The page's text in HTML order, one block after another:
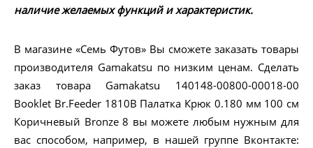
наличие желаемых функций и характеристик.
В магазине «Семь Футов» Вы сможете заказать товары
производителя Gamakatsu по низким ценам. Сделать
заказ товара Gamakatsu 140148-00800-00018-00
Booklet Br.Feeder 1810B Палатка Крюк 0.180 мм 100 см
Коричневый Bronze 8 вы можете любым нужным для
вас способом, например, в нашей группе Вконтакте: